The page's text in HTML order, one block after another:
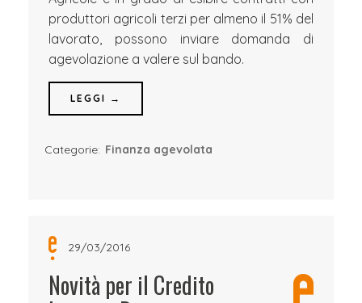
produttori agricoli terzi per almeno il 51% del
lavorato, possono inviare domanda di
agevolazione a valere sul bando.
LEGGI →
Categorie: Finanza agevolata
29/03/2016
Novità per il Credito